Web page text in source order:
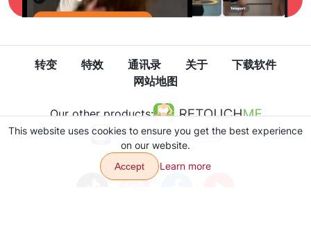
转变 特效 通讯录 关于
下载软件
网站地图
Our other products:
This website uses cookies to ensure you get the best experience
on our website.
Accept Learn more